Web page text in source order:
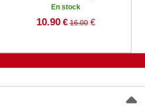
En stock
10.90 € 16.00€